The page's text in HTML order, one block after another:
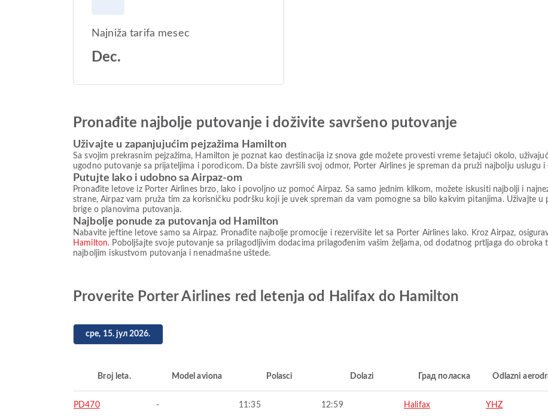
Najniža tarifa mesec
Dec.
Pronađite najbolje putovanje i doživite savršeno putovanje
Uživajte u zapanjujućim pejzažima Hamilton
Sa svojim prekrasnim pejzažima, Hamilton je poznat kao destinacija iz snova gde možete provesti vreme šetajući okolo,
ugodno putovanje sa prijateljima i porodicom. Da biste završili svoj odmor, Porter Airlines je spreman da pruži najbolju uslugu
Putujte lako i udobno sa Airpaz-om
Pronađite letove iz Porter Airlines brzo, lako i povoljno uz pomoć Airpaz. Sa samo jednim klikom, možete iskusiti najbolji i
strane, Airpaz vam pruža tim za korisničku podršku koji je uvek spreman da vam pomogne sa bilo kakvim pitanjima. Uživajte
brige o planovima putovanja.
Najbolje ponude za putovanja od Hamilton
Nabavite jeftine letove samo sa Airpaz. Pronađite najbolje promocije i rezervišite let sa Porter Airlines lako. Kroz Airpaz,
Hamilton. Poboljšajte svoje putovanje sa prilagodljivim dodacima prilagođenim vašim željama, od dodatnog prtljaga do
najboljim iskustvom putovanja i nenadmašne uštede.
Proverite Porter Airlines red letenja od Halifax do Hamilton
сре, 15. јул 2026.
Broj leta. Model aviona Polasci Dolazi Град поласка Odlazni
PD470 - 11:35 12:59 Halifax YHZ